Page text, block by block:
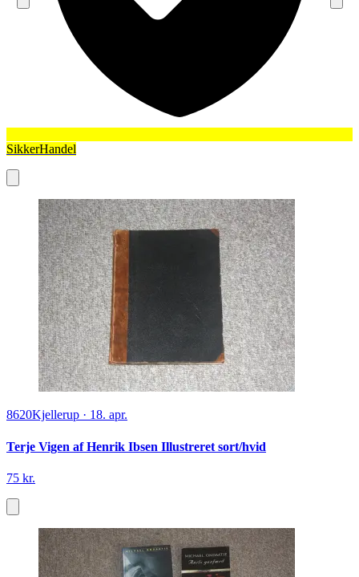
SikkerHandel
8620Kjellerup · 18. apr.
Terje Vigen af Henrik Ibsen Illustreret sort/hvid
75 kr.